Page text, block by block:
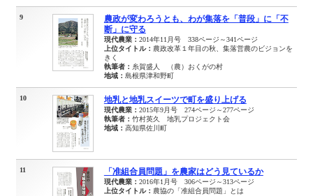
9
農政が変わろうとも、わが集落を「普段」に「不
断」に守る
現代農業： 2014年11月号 338ページ～341ページ
上位タイトル： 農政改革１年目の秋、集落営農のビジョンを
きく
執筆者： 糸賀盛人 （農）おくがの村
地域： 島根県津和野町
10 地乳と地乳スイーツで町を盛り上げる
現代農業： 2015年9月号 274ページ～277ページ
執筆者： 竹村英久 地乳プロジェクト会
地域： 高知県佐川町
11 「准組合員問題」を農家はどう見ているか
現代農業： 2016年1月号 306ページ～313ページ
上位タイトル： 農協の「准組合員問題」とは